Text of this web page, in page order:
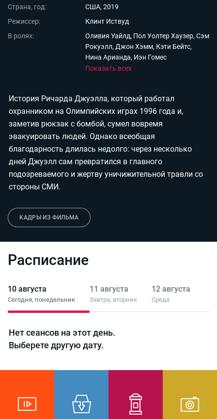
Мои места
Моя личная афиша
КАДРЫ ИЗ ФИЛЬМА
Страна, год:
США, 2019
Режиссер:
Клинт Иствуд
В ролях:
Оливия Уайлд, Пол Уолтер Хаузер, Сэм
Рокуэлл, Джон Хэмм, Кэти Бейтс,
Нина Арианда, Иэн Гомес
Показать всех
История Ричарда Джуэлла, который работал
охранником на Олимпийских играх 1996 года и,
заметив рюкзак с бомбой, сумел вовремя
эвакуировать людей. Однако всеобщая
благодарность длилась недолго: через несколько
дней Джуэлл сам превратился в главного
подозреваемого и жертву уничижительной травли со
стороны СМИ.
Расписание
10 августа
Сегодня, понедельник
11 августа
Завтра, вторник
12 августа
Среда
Нет сеансов на этот день.
Выберете другую дату.